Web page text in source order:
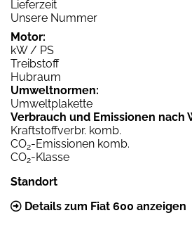
Lieferzeit
Unsere Nummer
Motor:
kW / PS
Treibstoff
Hubraum
Umweltnormen:
Umweltplakette
Verbrauch und Emissionen nach
Kraftstoffverbr. komb.
CO2-Emissionen komb.
CO2-Klasse
Standort
Details zum Fiat 600 anzeigen